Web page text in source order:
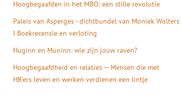
Hoogbegaafden in het MBO: een stille revolutie
Paleis van Asperges - dichtbundel van Moniek Wolters
I Boekrecensie en verloting
Huginn en Muninn: wie zijn jouw raven?
Hoogbegaafdheid en relaties — Mensen die met
HB'ers leven en werken verdienen een lintje